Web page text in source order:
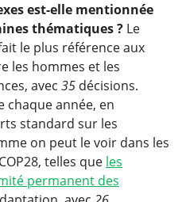
est-elle mentionnée
thématiques ? Le
le plus référence aux
les hommes et les
avec 35 décisions.
chaque année, en
standard sur les
on peut le voir dans les
telles que les
permanent des